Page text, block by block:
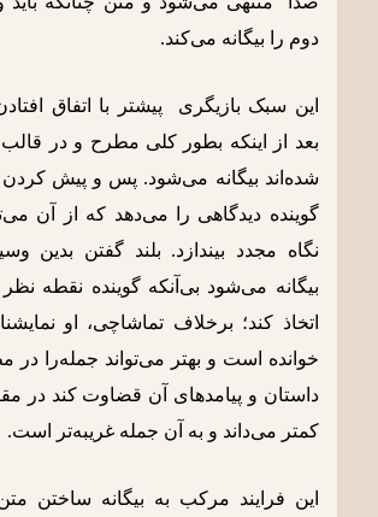
دوم را بیگانه می‌کند.
این سبک بازیگری پیشتر با اتفاق
بعد از اینکه بطور کلی مطرح و در قالب
شده‌اند بیگانه می‌شود. پس و پیش کردن
گوینده دیدگاهی را می‌دهد که از آن
نگاه مجدد بیندازد. بلند گفتن بدین
بیگانه می‌شود بی‌آنکه گوینده نقطه نظر
اتخاذ کند؛ برخلاف تماشاچی، او
خوانده است و بهتر می‌تواند جمله‌را در
داستان و پیامدهای آن قضاوت کند در
کمتر می‌داند و به آن جمله غریبه‌تر است.
این فرایند مرکب به بیگانه ساختن